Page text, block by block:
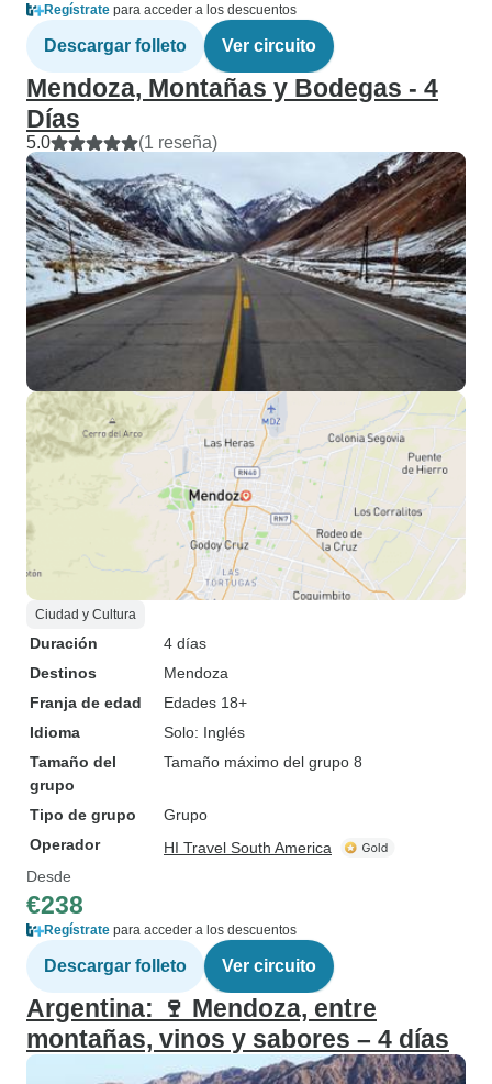
Regístrate para acceder a los descuentos
Descargar folleto Ver circuito
Mendoza, Montañas y Bodegas - 4
Días
5.0 (1 reseña)
Ciudad y Cultura
Duración
4 días
Destinos
Mendoza
Franja de edad
Edades 18+
Idioma
Solo: Inglés
Tamaño del
grupo
Tamaño máximo del grupo 8
Tipo de grupo
Grupo
Operador
HI Travel South America
Desde
€238
Regístrate para acceder a los descuentos
Descargar folleto Ver circuito
Argentina: 🍷 Mendoza, entre
montañas, vinos y sabores – 4 días